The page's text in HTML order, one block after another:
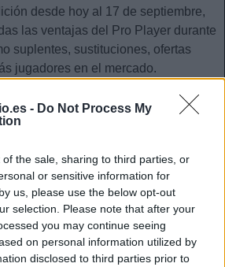
- Do Not Process My
the sale, sharing to third parties, or
or sensitive information for
us, please use the below opt-out
selection. Please note that after your
you may continue seeing
on personal information utilized by
disclosed to third parties prior to
desde hoy al 17 de septiembre,
las ventajas del Pro Player durante
suplentes, sustituciones, ofertas
jugadores en el mercado.
disfrutar de la promoción es que
menos 5 miembros y todos estén
Pro Player para todas las
día que acabe la fase de grupos.
transferir tu comunidad para